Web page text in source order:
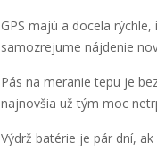
GPS majú a docela
samozrejume nájdenie
Pás na meranie tepu je
najnovšia už tým moc
Výdrž batérie je pár dní,